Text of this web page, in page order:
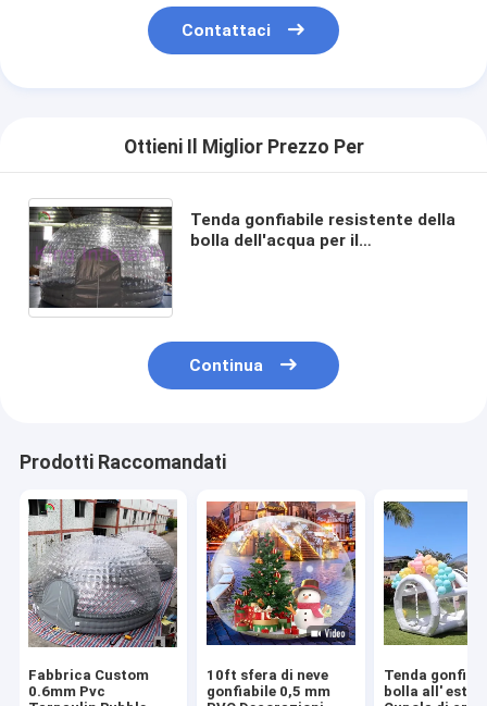
Contattaci
Ottieni Il Miglior Prezzo Per
Tenda gonfiabile resistente della
bolla dell'acqua per il
Continua
Prodotti Raccomandati
Fabbrica Custom
0.6mm Pvc
10ft sfera di neve
gonfiabile 0,5 mm
Tenda
bolla all'